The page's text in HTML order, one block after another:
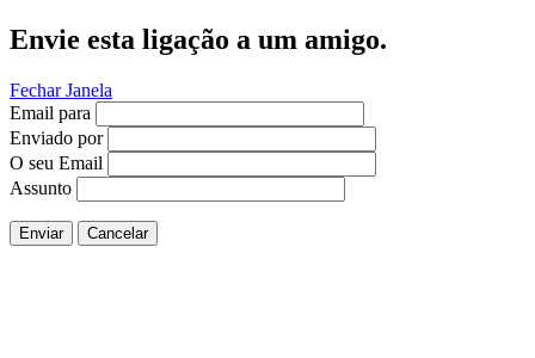
Envie esta ligação a um amigo.
Fechar Janela
Email para
Enviado por
O seu Email
Assunto
Enviar Cancelar